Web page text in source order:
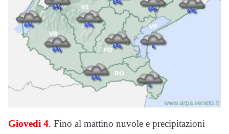
Giovedì 4. Fino al mattino nuvole e precipitazioni